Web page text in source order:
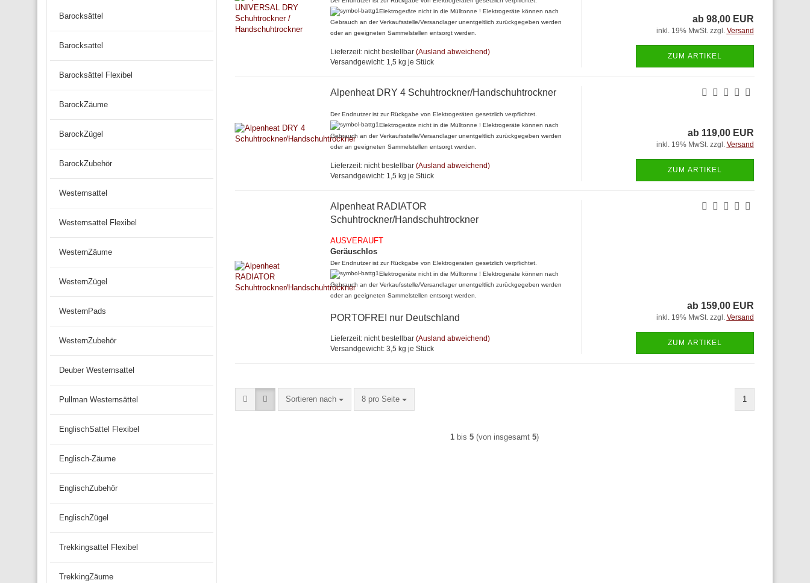
Elektrogeräte nicht in die Mülltonne ! Elektrogeräte können nach
Gebrauch an der Verkaufsstelle/Versandlager unentgeltlich zurückgegeben werden
oder an geeigneten Sammelstellen entsorgt werden.
Lieferzeit: nicht bestellbar (Ausland abweichend)
Versandgewicht: 1,5 kg je Stück
ab 98,00 EUR
inkl. 19% MwSt. zzgl. Versand
ZUM ARTIKEL
Alpenheat DRY 4 Schuhtrockner/Handschuhtrockner
Der Endnutzer ist zur Rückgabe von Elektrogeräten gesetzlich verpflichtet.
Elektrogeräte nicht in die Mülltonne ! Elektrogeräte können nach
Gebrauch an der Verkaufsstelle/Versandlager unentgeltlich zurückgegeben werden
oder an geeigneten Sammelstellen entsorgt werden.
Lieferzeit: nicht bestellbar (Ausland abweichend)
Versandgewicht: 1,5 kg je Stück
ab 119,00 EUR
inkl. 19% MwSt. zzgl. Versand
ZUM ARTIKEL
Alpenheat RADIATOR
Schuhtrockner/Handschuhtrockner
AUSVERAUFT
Geräuschlos
Der Endnutzer ist zur Rückgabe von Elektrogeräten gesetzlich verpflichtet.
Elektrogeräte nicht in die Mülltonne ! Elektrogeräte können nach
Gebrauch an der Verkaufsstelle/Versandlager unentgeltlich zurückgegeben werden
oder an geeigneten Sammelstellen entsorgt werden.
PORTOFREI nur Deutschland
Lieferzeit: nicht bestellbar (Ausland abweichend)
Versandgewicht: 3,5 kg je Stück
ab 159,00 EUR
inkl. 19% MwSt. zzgl. Versand
ZUM ARTIKEL
Sortieren nach
Sortieren nach 8 pro Seite
pro Seite 1
1 bis5 (von insgesamt5)
Barocksättel
Barocksattel
Barocksättel Flexibel
BarockZäume
BarockZügel
BarockZubehör
Westernsattel
Westernsattel Flexibel
WesternZäume
WesternZügel
WesternPads
WesternZubehör
Deuber Westernsattel
Pullman Westernsättel
EnglischSattel Flexibel
Englisch-Zäume
EnglischZubehör
EnglischZügel
Trekkingsattel Flexibel
TrekkingZäume